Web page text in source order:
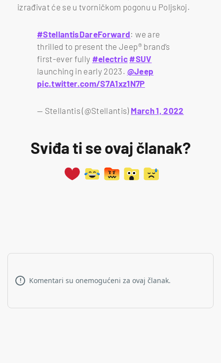
izrađivat će se u tvorničkom pogonu u Poljskoj.
#StellantisDareForward: we are
thrilled to present the Jeep® brand’s
first-ever fully #electric#SUV
launching in early 2023. @Jeep
pic.twitter.com/S7A1xz1N7P
— Stellantis (@Stellantis) March 1, 2022
Sviđa ti se ovaj članak?
! Komentari su onemogućeni za ovaj članak.